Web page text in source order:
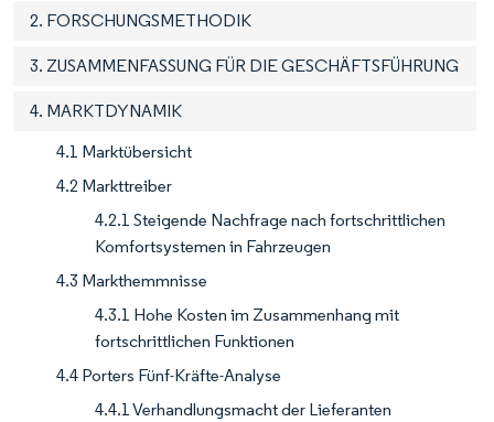
2. FORSCHUNGSMETHODIK
3. ZUSAMMENFASSUNG FÜR DIE GESCHÄFTSFÜHRUNG
4. MARKTDYNAMIK
4.1 Marktübersicht
4.2 Markttreiber
4.2.1 Steigende Nachfrage nach fortschrittlichen
Komfortsystemen in Fahrzeugen
4.3 Markthemmnisse
4.3.1 Hohe Kosten im Zusammenhang mit
fortschrittlichen Funktionen
4.4 Porters Fünf-Kräfte-Analyse
4.4.1 Verhandlungsmacht der Lieferanten